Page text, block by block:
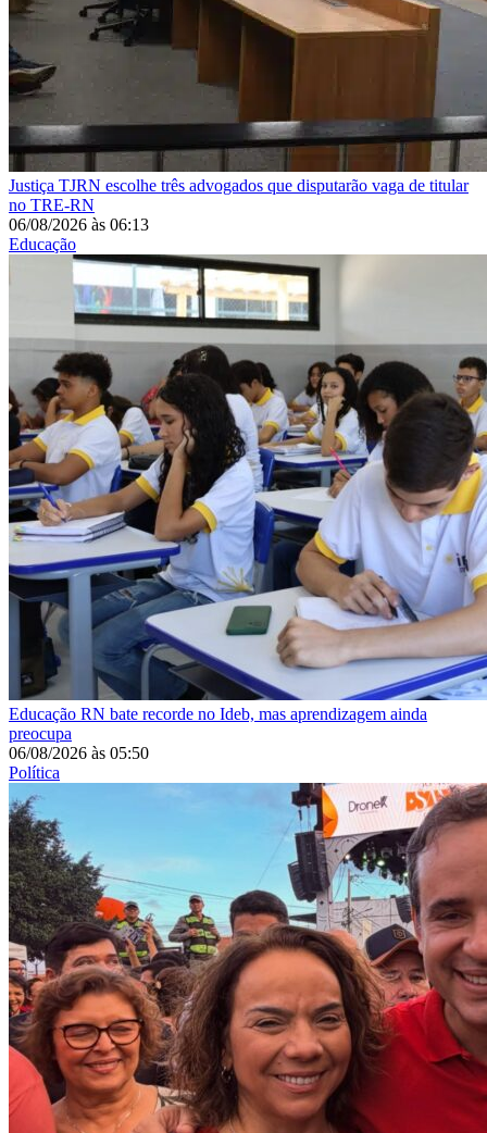
Justiça TJRN escolhe três advogados que disputarão vaga de titular
no TRE-RN
06/08/2026 às 06:13
Educação
Educação RN bate recorde no Ideb, mas aprendizagem ainda
preocupa
06/08/2026 às 05:50
Política